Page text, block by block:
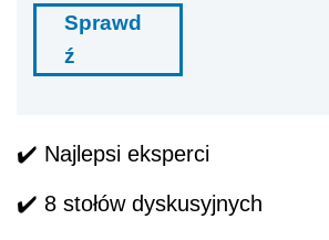
Sprawd
ź
✔ ️ Najlepsi eksperci
✔ ️ 8 stołów dyskusyjnych